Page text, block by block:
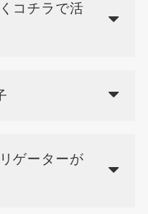
コチラで活
ゲーターが